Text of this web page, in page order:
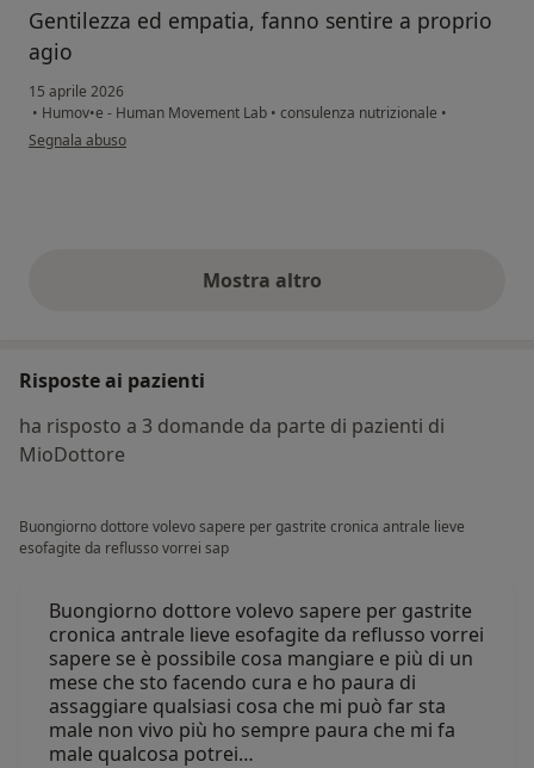
Gentilezza ed empatia, fanno sentire a proprio
agio
15 aprile 2026
• Humov•e - Human Movement Lab • consulenza nutrizionale •
secondo l'opinione dell'utente RDG
Segnala abuso
Mostra altroopinioni di cui sopra
Risposte ai pazienti
ha risposto a 3 domande da parte di pazienti di
MioDottore
Buongiorno dottore volevo sapere per gastrite cronica antrale lieve
esofagite da reflusso vorrei sap
Buongiorno dottore volevo sapere per gastrite
cronica antrale lieve esofagite da reflusso vorrei
sapere se è possibile cosa mangiare e più di un
mese che sto facendo cura e ho paura di
assaggiare qualsiasi cosa che mi può far sta
male non vivo più ho sempre paura che mi fa
male qualcosa potrei…